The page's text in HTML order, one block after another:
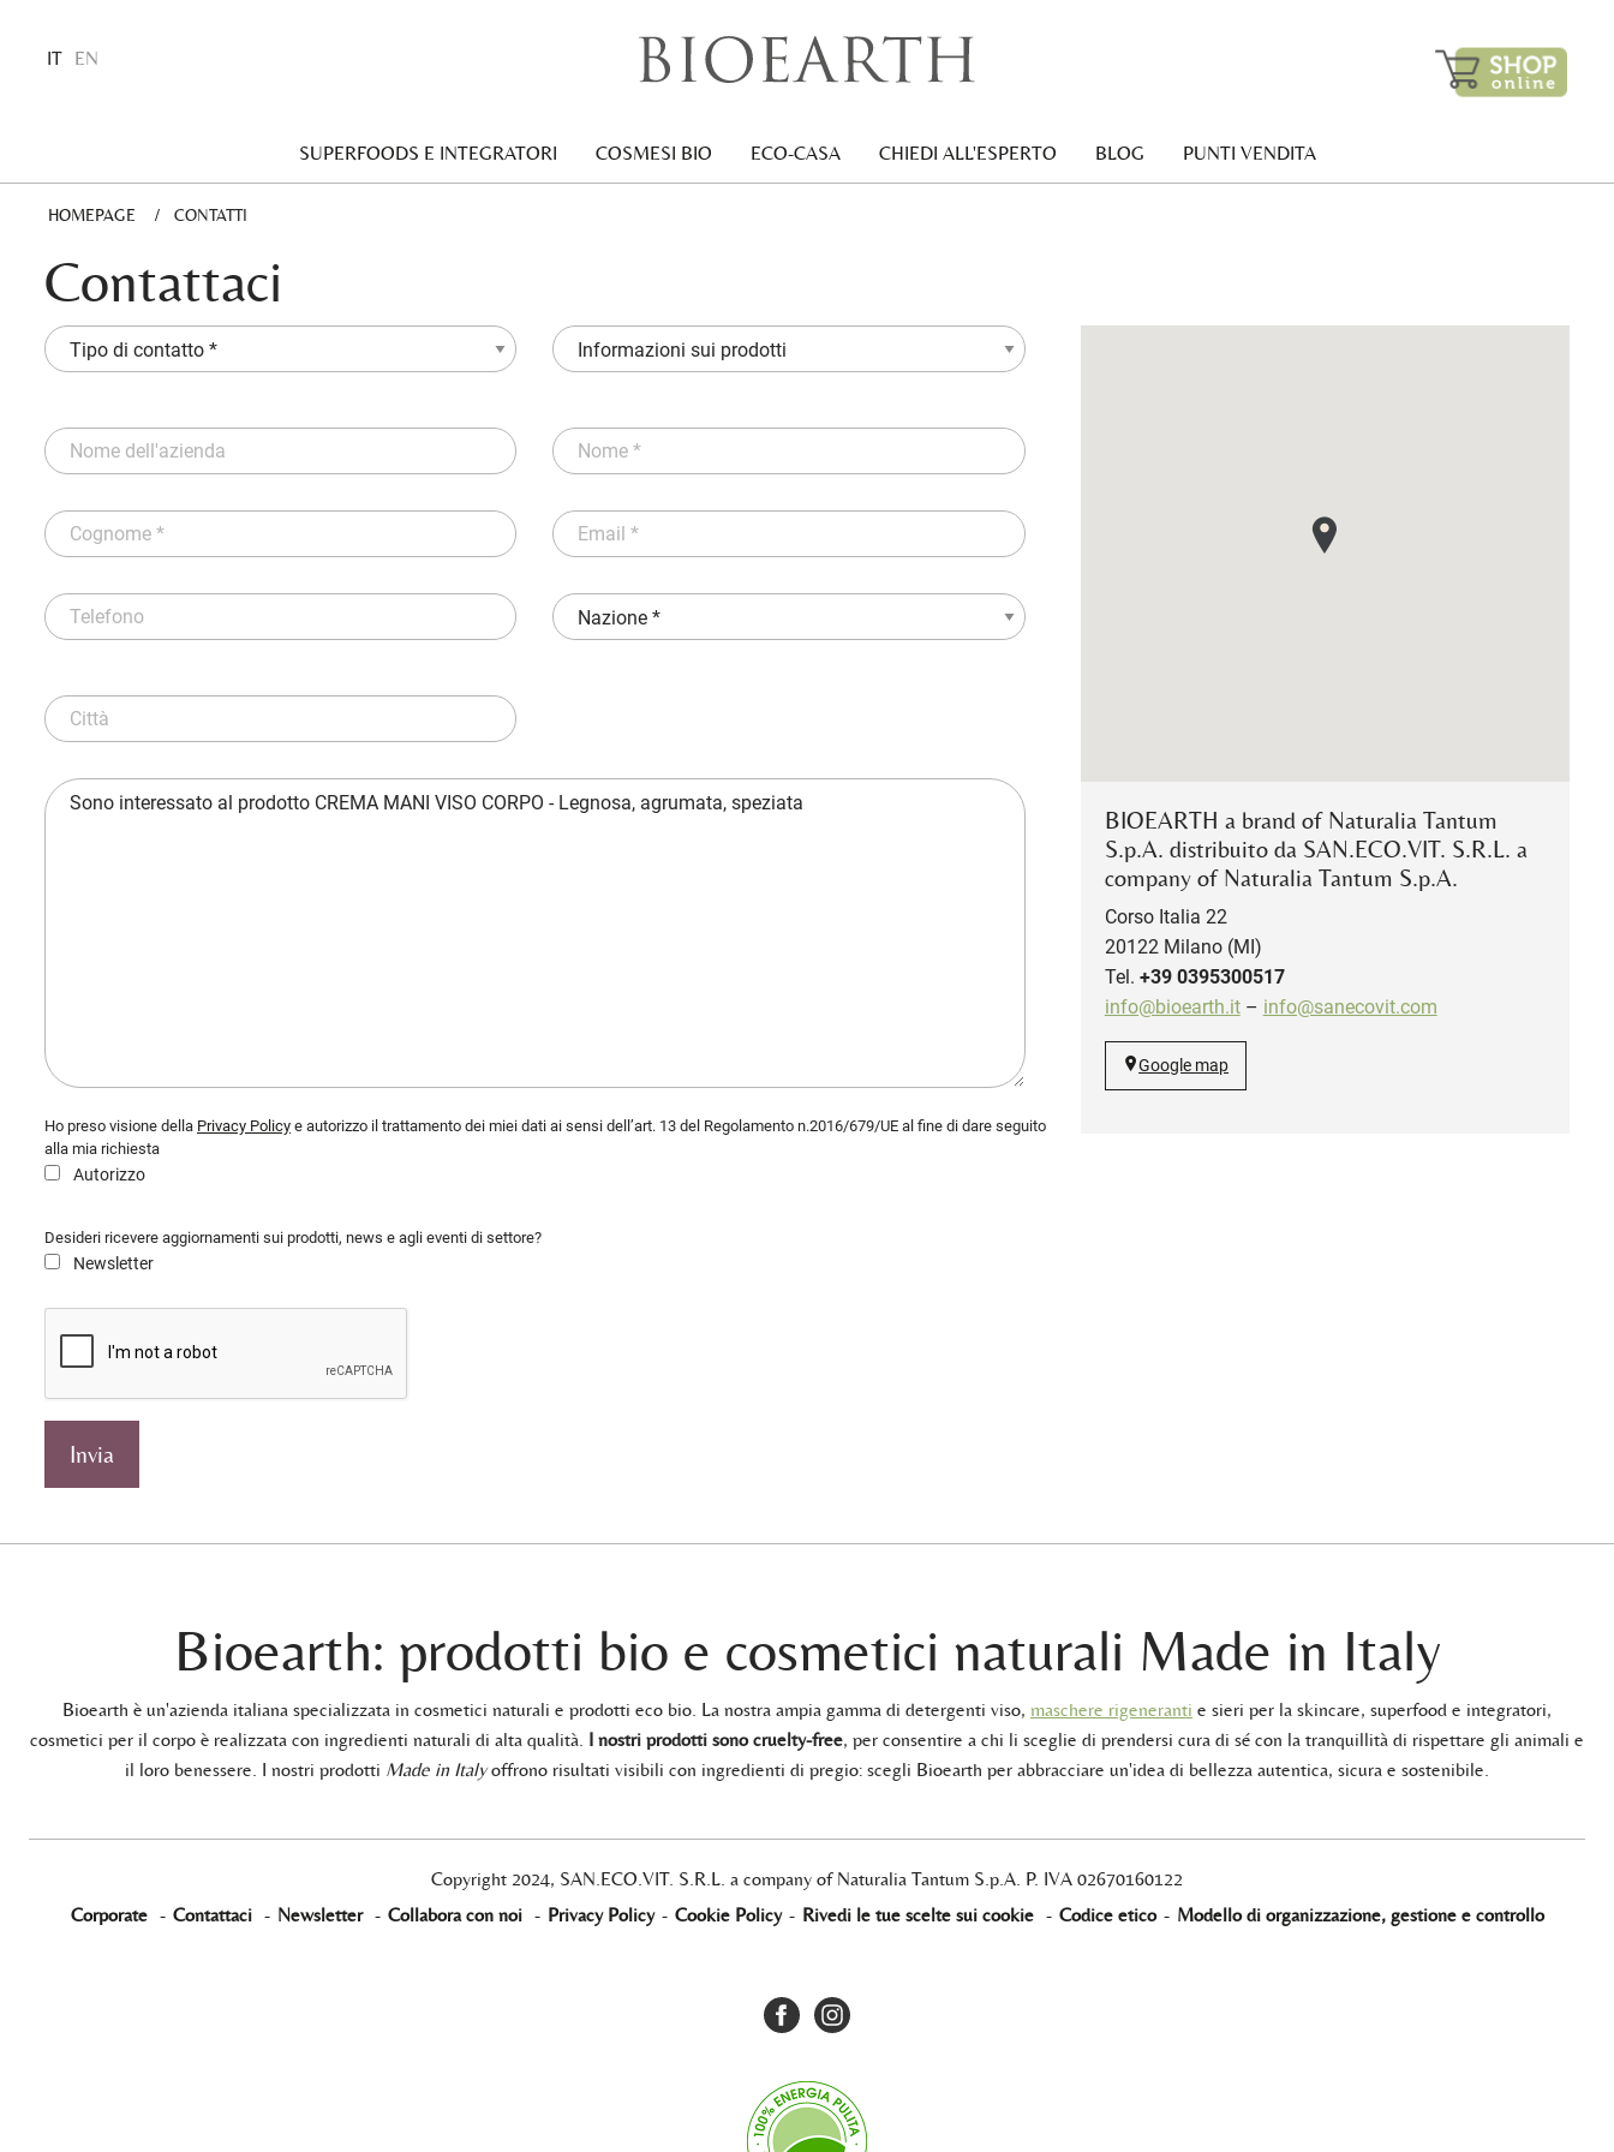
IT EN
SUPERFOODS E INTEGRATORI COSMESI BIO ECO-CASA CHIEDI ALL'ESPERTO BLOG PUNTI VENDITA
HOMEPAGE CURRENT:
CONTATTI
Contattaci
Ho preso visione della Privacy Policy e autorizzo il trattamento dei miei dati ai sensi dell’art. 13 del Regolamento n.2016/679/UE al fine di dare seguito
alla mia richiesta
Autorizzo
Desideri ricevere aggiornamenti sui prodotti, news e agli eventi di settore?
Newsletter
Invia
BIOEARTH a brand of Naturalia Tantum
S.p.A. distribuito da SAN.ECO.VIT. S.R.L. a
company of Naturalia Tantum S.p.A.
Corso Italia 22
20122 Milano (MI)
Tel. +39 0395300517
info@bioearth.it– info@sanecovit.com
Google map
Bioearth: prodotti bio e cosmetici naturali Made in Italy
Bioearth è un'azienda italiana specializzata in cosmetici naturali e prodotti eco bio. La nostra ampia gamma di detergenti viso, maschere rigeneranti e sieri per la skincare, superfood e integratori,
cosmetici per il corpo è realizzata con ingredienti naturali di alta qualità. I nostri prodotti sono cruelty-free, per consentire a chi li sceglie di prendersi cura di sé con la tranquillità di rispettare gli animali e
il loro benessere. I nostri prodotti Made in Italyoffrono risultati visibili con ingredienti di pregio: scegli Bioearth per abbracciare un'idea di bellezza autentica, sicura e sostenibile.
Copyright 2024, SAN.ECO.VIT. S.R.L. a company of Naturalia Tantum S.p.A. P. IVA 02670160122
Corporate - Contattaci - Newsletter - Collabora con noi - Privacy Policy - Cookie Policy - Rivedi le tue scelte sui cookie - Codice etico - Modello di organizzazione, gestione e controllo